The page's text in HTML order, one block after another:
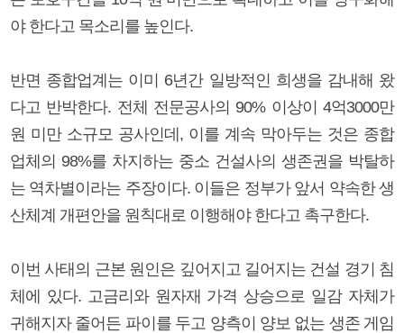
야 한다고 목소리를 높인다.
반면 종합업계는 이미 6년간 일방적인 희생을 감내해 왔
다고 반박한다. 전체 전문공사의 90% 이상이 4억3000만
원 미만 소규모 공사인데, 이를 계속 막아두는 것은 종합
업체의 98%를 차지하는 중소 건설사의 생존권을 박탈하
는 역차별이라는 주장이다. 이들은 정부가 앞서 약속한 생
산체계 개편안을 원칙대로 이행해야 한다고 촉구한다.
이번 사태의 근본 원인은 깊어지고 길어지는 건설 경기 침
체에 있다. 고금리와 원자재 가격 상승으로 일감 자체가
귀해지자 줄어든 파이를 두고 양측이 양보 없는 생존 게임